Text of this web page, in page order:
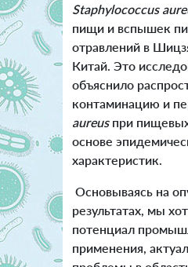
Staphylococcus
пищи и вспышек
отравлений в
Китай. Это
объяснило
контаминацию и
aureusпри
основе
характеристик.
Основываясь на
результатах, мы
потенциал
применения,